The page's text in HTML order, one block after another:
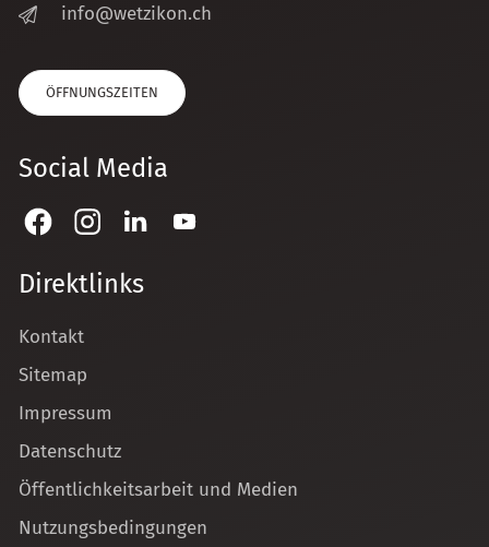
nf
w tz k n ch
ÖFFNUNGSZEITEN
Social Media
Direktlinks
Kontakt
Sitemap
Impressum
Datenschutz
Öffentlichkeitsarbeit und Medien
Nutzungsbedingungen